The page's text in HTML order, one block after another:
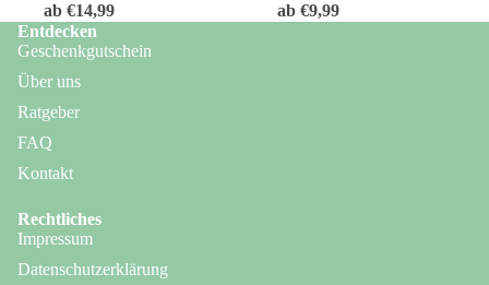
ab €14,99
ab €9,99
Entdecken
Geschenkgutschein
Über uns
Ratgeber
FAQ
Kontakt
Rechtliches
Impressum
Datenschutzerklärung